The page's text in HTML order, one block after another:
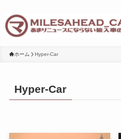
ホーム Hyper-Car
Hyper-Car